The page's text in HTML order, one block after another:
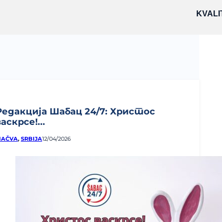
Шабац 24/7: Христос
, SRBIJA12/04/2026